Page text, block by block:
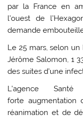
par la France en
l’ouest de
demande
Le 25 mars, selon
Jérôme Salomon, 1
des suites d’une
L’agence
forte augmentation
réanimation et de